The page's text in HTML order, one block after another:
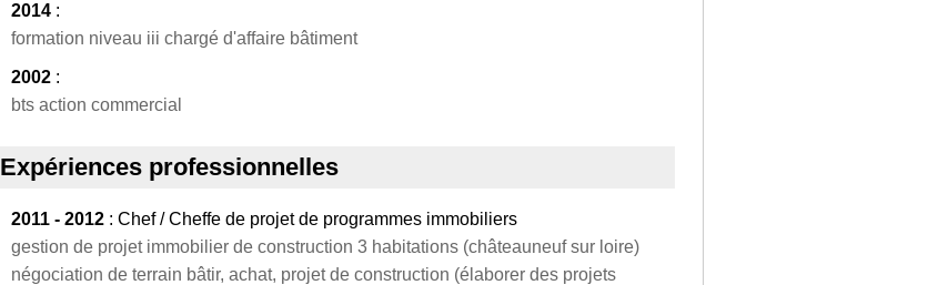
2014 :
formation niveau iii chargé d'affaire bâtiment
2002 :
bts action commercial
Expériences professionnelles
2011 - 2012 : Chef / Cheffe de projet de programmes immobiliers
gestion de projet immobilier de construction 3 habitations (châteauneuf sur loire)
négociation de terrain bâtir, achat, projet de construction (élaborer des projets